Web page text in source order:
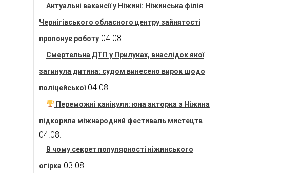
Актуальні вакансії у Ніжині: Ніжинська філія
Чернігівського обласного центру зайнятості
пропонує роботу 04.08.
Смертельна ДТП у Прилуках, внаслідок якої
загинула дитина: судом винесено вирок щодо
поліцейської 04.08.
Переможні канікули: юна акторка з Ніжина
підкорила міжнародний фестиваль мистецтв
04.08.
В чому секрет популярності ніжинського
огірка 03.08.